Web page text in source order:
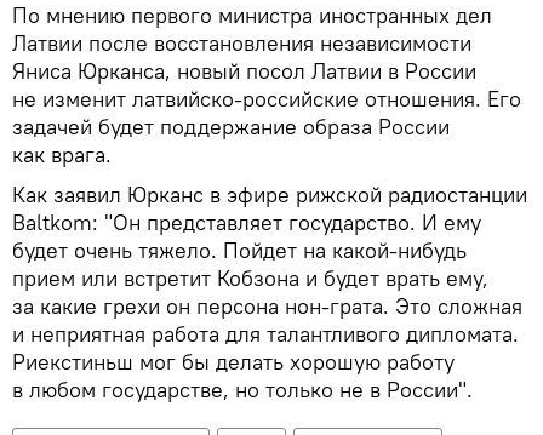
По мнению первого министра иностранных дел
Латвии после восстановления независимости
Яниса Юрканса, новый посол Латвии в России
не изменит латвийско-российские отношения. Его
задачей будет поддержание образа России
как врага.
Как заявил Юрканс в эфире рижской радиостанции
Baltkom: "Он представляет государство. И ему
будет очень тяжело. Пойдет на какой-нибудь
прием или встретит Кобзона и будет врать ему,
за какие грехи он персона нон-грата. Это сложная
и неприятная работа для талантливого дипломата.
Риекстиньш мог бы делать хорошую работу
в любом государстве, но только не в России".